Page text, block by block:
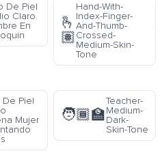
De Piel
Claro
En
🫰
🏽
Hand-With-
Index-Finger-
And-Thumb-
Crossed-
Medium-Skin-
Tone
De Piel
Mujer
🧑🏾‍🏫
Teacher-
Medium-
Dark-
Skin-Tone